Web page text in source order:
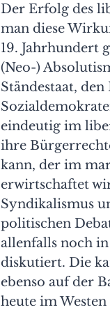
Der Erfolg des
man diese
19. Jahrhundert
(Neo-)
Ständestaat,
eindeutig im
ihre
kann, der im
erwirtschaftet
Syndikalismus
politischen
allenfalls noch
diskutiert. Die
ebenso auf der
heute im